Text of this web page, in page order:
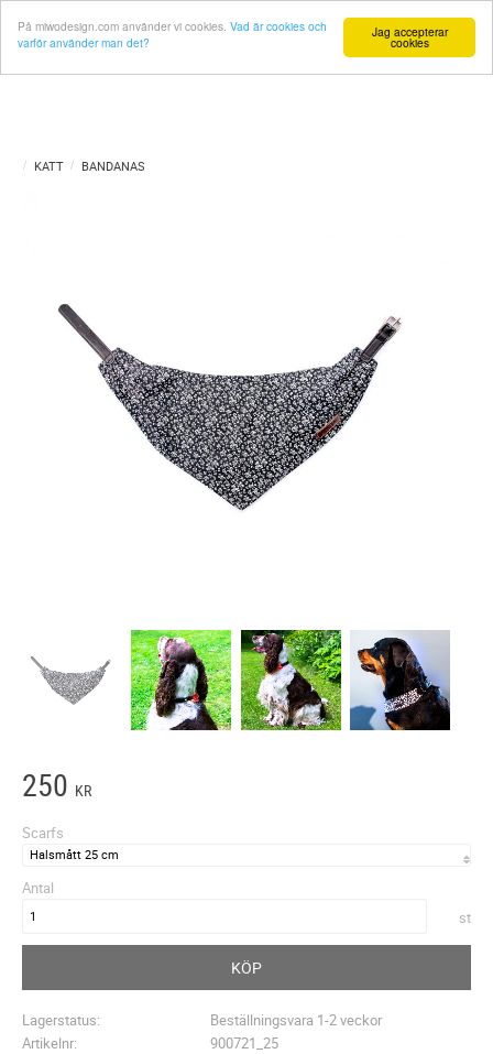
Jag accepterar
cookies
På miwodesign.com använder vi cookies. Vad är cookies och
varför använder man det?
KATT BANDANAS
250 KR
Scarfs
Antal
st
KÖP
Lagerstatus
Beställningsvara 1-2 veckor
Artikelnr
900721_25